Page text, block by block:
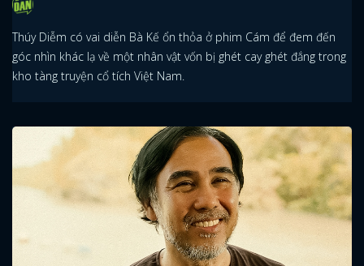
Thúy Diễm có vai diễn Bà Kế ổn thỏa ở phim Cám để đem đến
góc nhìn khác lạ về một nhân vật vốn bị ghét cay ghét đắng trong
kho tàng truyện cổ tích Việt Nam.